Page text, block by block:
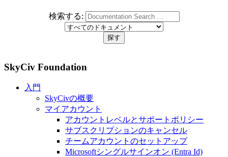
検索する:
SkyCiv Foundation
入門
SkyCivの概要
マイアカウント
アカウントレベルとサポートポリシー
サブスクリプションのキャンセル
チームアカウントのセットアップ
Microsoftシングルサインオン (Entra Id)